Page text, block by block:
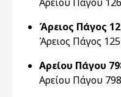
Άρειος Πάγος
Άρειος Πάγος
Αρείου Πάγου
Αρείου Πάγου